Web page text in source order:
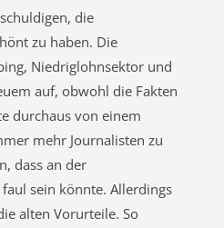
die
zu haben. Die
Niedriglohnsektor und
auf, obwohl die Fakten
durchaus von einem
mehr Journalisten zu
dass an der
sein könnte. Allerdings
alten Vorurteile. So